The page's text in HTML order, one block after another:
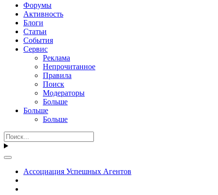
Форумы
Активность
Блоги
Статьи
События
Сервис
Реклама
Непрочитанное
Правила
Поиск
Модераторы
Больше
Больше
Больше
Ассоциация Успешных Агентов